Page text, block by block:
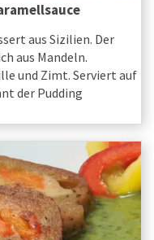
aus Sizilien. Der
aus Mandeln.
und Zimt. Serviert auf
der Pudding